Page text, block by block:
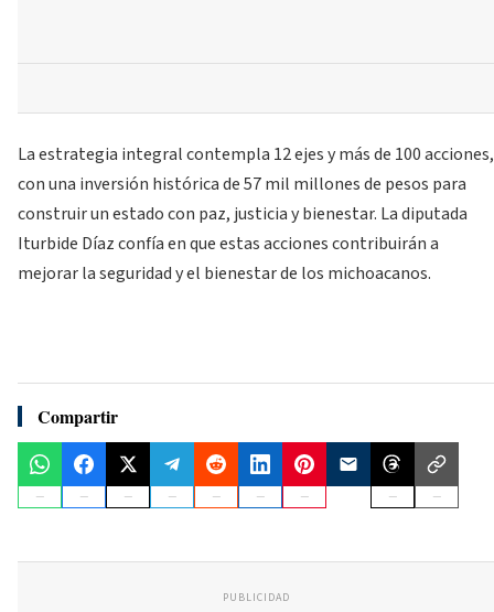
La estrategia integral contempla 12 ejes y más de 100 acciones,
con una inversión histórica de 57 mil millones de pesos para
construir un estado con paz, justicia y bienestar. La diputada
Iturbide Díaz confía en que estas acciones contribuirán a
mejorar la seguridad y el bienestar de los michoacanos.
Compartir
PUBLICIDAD